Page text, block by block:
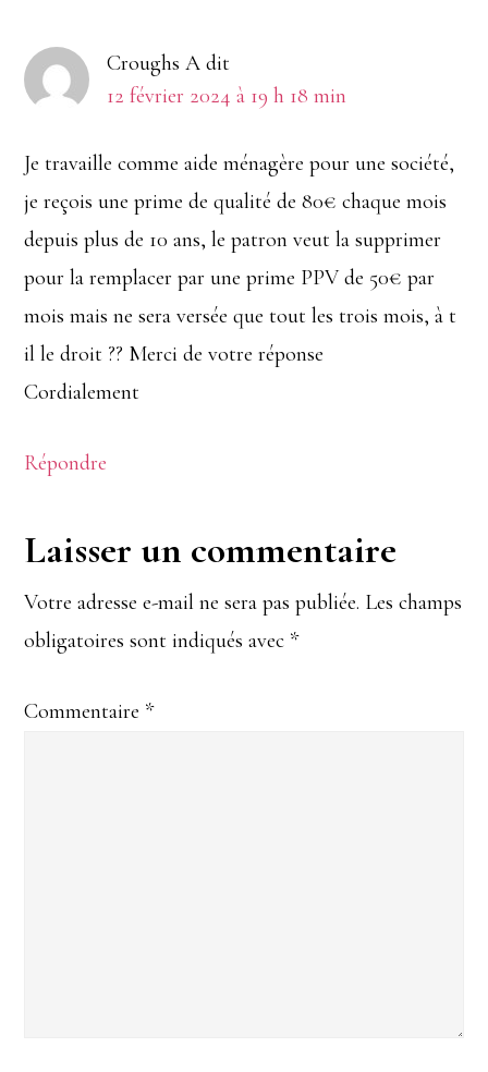
Croughs A dit
12 février 2024 à 19 h 18 min
Je travaille comme aide ménagère pour une société,
je reçois une prime de qualité de 80€ chaque mois
depuis plus de 10 ans, le patron veut la supprimer
pour la remplacer par une prime PPV de 50€ par
mois mais ne sera versée que tout les trois mois, à t
il le droit ?? Merci de votre réponse
Cordialement
Répondre
Laisser un commentaire
Votre adresse e-mail ne sera pas publiée. Les champs
obligatoires sont indiqués avec *
Commentaire *